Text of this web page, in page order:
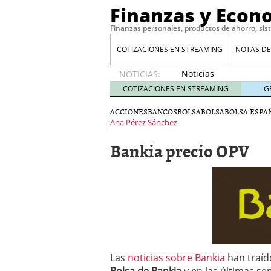
Finanzas y
Finanzas personales, productos de ahorro,
COTIZACIONES EN STREAMING NOTAS
NOTICIAS:
Noticias
de XRP
por qué
las
whales
suelen
Comparativa Costes
Meses sin intereses:
compras 24 de
Planificar tu herencia
COTIZACIONES EN STREAMING
ACCIONESBANCOSBOLSABOLSABOLSA
Ana Pérez Sánchez
Bankia precio OPV
Las noticias sobre Bankia han